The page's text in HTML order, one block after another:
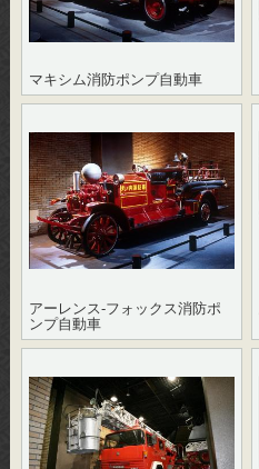
マキシム消防ポンプ自動車
アーレンス‐フォックス消防ポ
ンプ自動車